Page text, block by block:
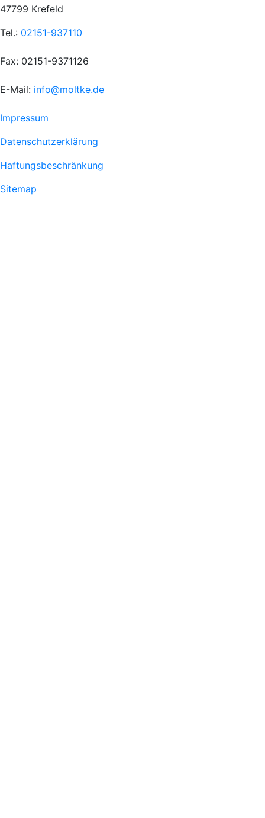
47799 Krefeld
Tel.: 02151-937110
Fax: 02151-9371126
E-Mail: info@moltke.de
Menu
Fußzeile
1
Impressum
Datenschutzerklärung
Haftungsbeschränkung
Sitemap